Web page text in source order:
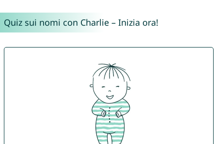
Quiz sui nomi con Charlie – Inizia ora!